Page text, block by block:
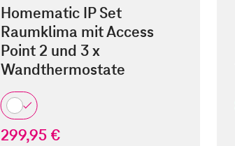
Homematic IP Set
Raumklima mit Access
Point 2 und 3 x
Wandthermostate
299,95 €